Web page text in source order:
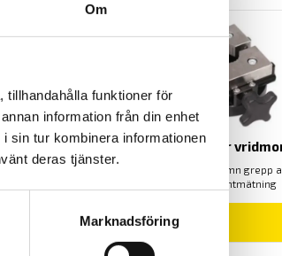
Om
tillhandahålla funktioner för
information från din enhet
sin tur kombinera informationen
deras tjänster.
Marknadsföring
Mecmesin Mandrel för
Mecmesin specialfixtur för jämn grepp
vridmomentmätning